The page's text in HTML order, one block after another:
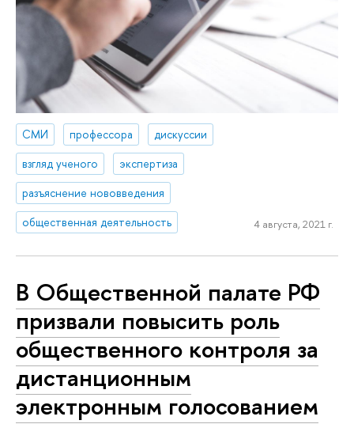
СМИ профессора
дискуссии
взгляд ученого
экспертиза
разъяснение нововведения
общественная деятельность
4 августа, 2021 г.
В Общественной палате РФ
призвали повысить роль
общественного контроля за
дистанционным
электронным голосованием